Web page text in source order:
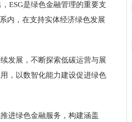
ESG是绿色金融管理的重要支
内，在支持实体经济绿色发展
发展，不断探索低碳运营与展
，以数智化能力建设促进绿色
进绿色金融服务，构建涵盖